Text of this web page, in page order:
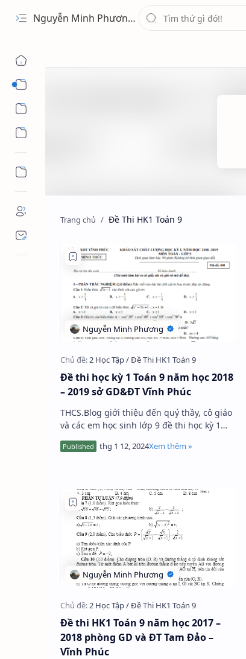
Nguyễn Minh Phương - Blog Chia sẻ Kiến thức Chứng khoán & Tài liệu Toán học
Đề Thi HK1 Toán 9
Đề thi học kỳ 1 Toán 9 năm học 2018
– 2019 sở GD&ĐT Vĩnh Phúc
THCS.Blog giới thiệu đến quý thầy, cô giáo
và các em học sinh lớp 9 đề thi học kỳ 1
Toán 9 năm học 2018 – 2019 sở GD&ĐT
Vĩnh Phúc; đề thi có đáp …
Đề thi HK1 Toán 9 năm học 2017 –
2018 phòng GD và ĐT Tam Đảo –
Vĩnh Phúc